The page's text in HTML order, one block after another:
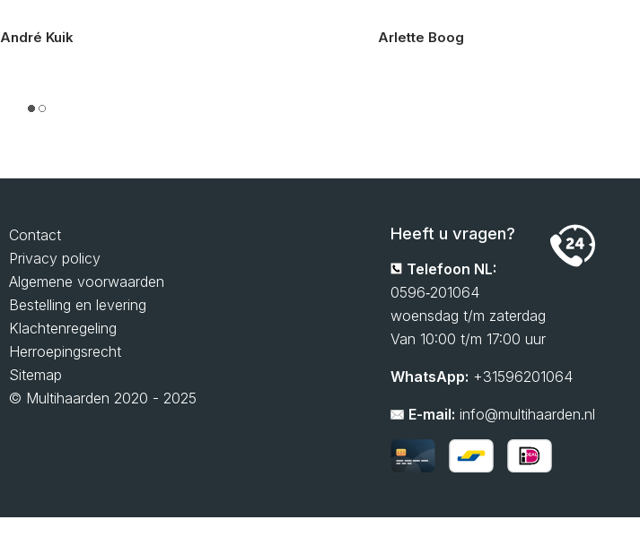
André Kuik
van Paul heeft me op alle fronten weten te
Arlette Boog
Contact
Privacy policy
Algemene voorwaarden
Bestelling en levering
Klachtenregeling
Herroepingsrecht
Sitemap
© Multihaarden 2020 - 2025
Heeft u vragen?
Telefoon NL:
0596‑201064
woensdag t/m zaterdag
Van 10:00 t/m 17:00 uur
WhatsApp: +31596201064
E-mail: info@multihaarden.nl